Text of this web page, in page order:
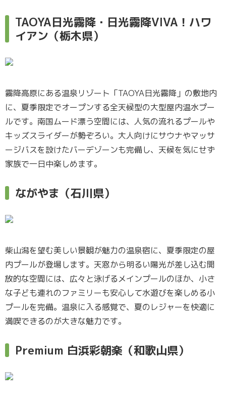
TAOYA日光霧降・日光霧降VIVA！ハワ
イアン（栃木県）
霧降高原にある温泉リゾート「TAOYA日光霧降」の敷地内
に、夏季限定でオープンする全天候型の大型屋内温水プー
ルです。南国ムード漂う空間には、人気の流れるプールや
キッズスライダーが勢ぞろい。大人向けにサウナやマッサ
ージバスを設けたバーデゾーンも完備し、天候を気にせず
家族で一日中楽しめます。
ながやま（石川県）
柴山潟を望む美しい景観が魅力の温泉宿に、夏季限定の屋
内プールが登場します。天窓から明るい陽光が差し込む開
放的な空間には、広々と泳げるメインプールのほか、小さ
な子ども連れのファミリーも安心して水遊びを楽しめる小
プールを完備。温泉に入る感覚で、夏のレジャーを快適に
満喫できるのが大きな魅力です。
Premium 白浜彩朝楽（和歌山県）